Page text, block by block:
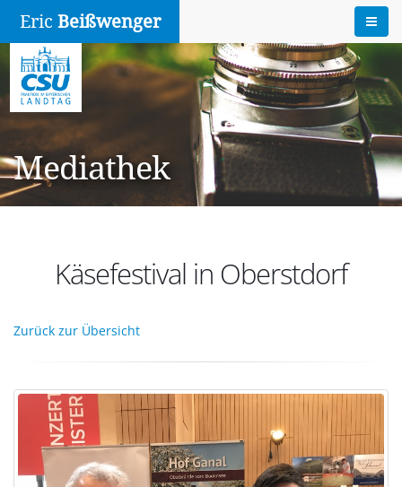
Eric Beißwenger
Mediathek
Käsefestival in Oberstdorf
Zurück zur Übersicht